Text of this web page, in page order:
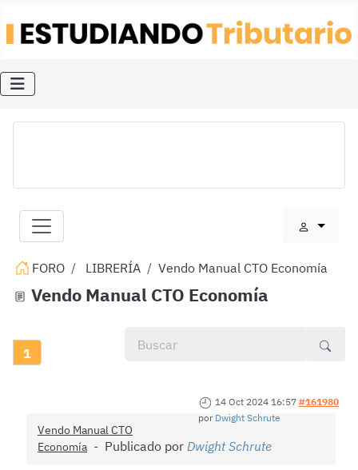
FORO LIBRERÍA Vendo Manual CTO Economía
Vendo Manual CTO Economía
1
14 Oct 2024 16:57 #161980
por Dwight Schrute
Vendo Manual CTO
Economía
Publicado por Dwight Schrute